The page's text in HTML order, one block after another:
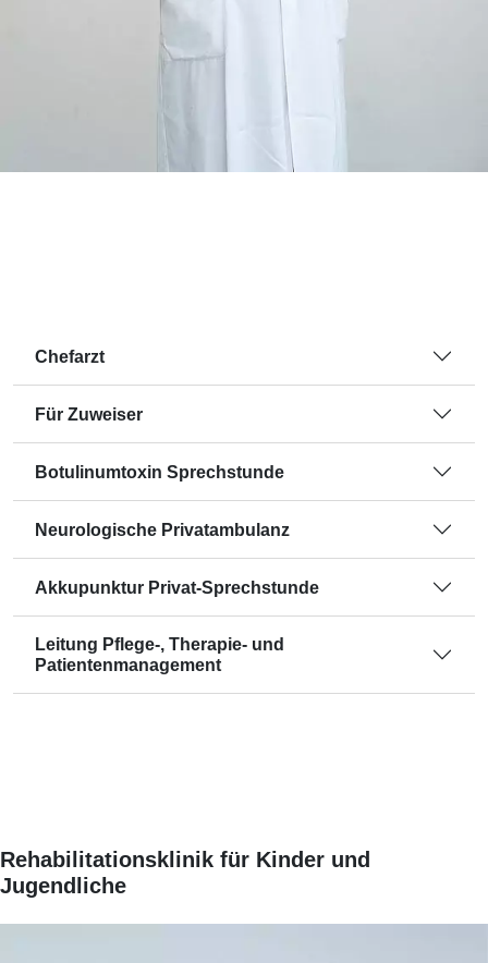
Chefarzt
Für Zuweiser
Botulinumtoxin Sprechstunde
Neurologische Privatambulanz
Akkupunktur Privat-Sprechstunde
Leitung Pflege-, Therapie- und
Patientenmanagement
Rehabilitationsklinik für Kinder und
Jugendliche